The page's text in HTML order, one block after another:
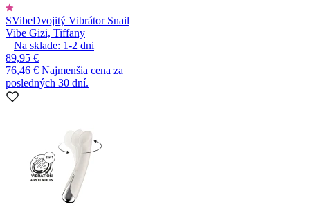
SVibeDvojitý Vibrátor Snail
Vibe Gizi, Tiffany
Na sklade: 1-2 dni
89,95 €
76,46 € Najmenšia cena za
posledných 30 dní.